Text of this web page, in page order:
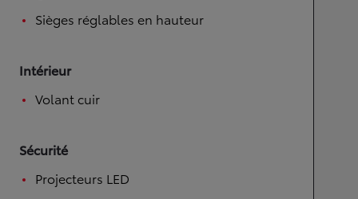
Sièges réglables en hauteur
Intérieur
Volant cuir
Sécurité
Projecteurs LED